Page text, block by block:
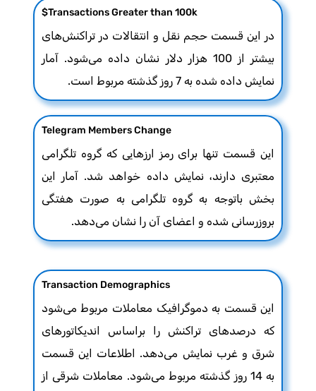
Transactions Greater than 100k$
در این قسمت حجم نقل و انتقالات در تراکنش‌های
بیشتر از 100 هزار دلار نشان داده می‌شود. آمار
نمایش داده شده به 7 روز گذشته مربوط است.
Telegram Members Change
این قسمت تنها برای رمز ارزهایی که گروه تلگرامی
معتبری دارند، نمایش داده خواهد شد. آمار این
بخش باتوجه به گروه تلگرامی به صورت هفتگی
بروزرسانی شده و اعضای آن را نشان می‌دهد.
Transaction Demographics
این قسمت به دموگرافیک معاملات مربوط می‌شود
که درصدهای تراکنش را براساس اندیکاتورهای
شرق و غرب نمایش می‌دهد. اطلاعات این قسمت
به 14 روز گذشته مربوط می‌شود. معاملات شرقی از